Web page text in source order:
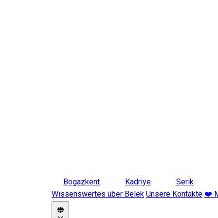
Bogazkent Kadriye
Serik
Wissenswertes über Belek Unsere Kontakte ❤️